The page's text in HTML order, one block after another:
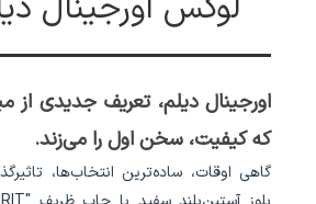
اورجینال دیلم، تعریف جدیدی از
که کیفیت، سخن اول را می‌زند.
گاهی اوقات، ساده‌ترین انتخاب‌ها،